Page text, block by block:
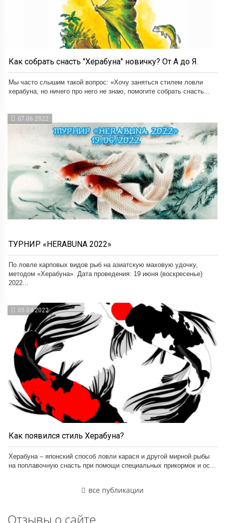
Как собрать снасть "Херабуна" новичку? От А до Я.
Мы часто слышим такой вопрос: «Хочу заняться стилем ловли
херабуна, но ничего про него не знаю, помогите собрать снасть...
07.06.2022
ТУРНИР «HERABUNA 2022»
По ловле карповых видов рыб на азиатскую маховую удочку,
методом «Херабуна». Дата проведения: 19 июня (воскресенье)
2022...
05.04.2022
Как появился стиль Херабуна?
Херабуна – японский способ ловли карася и другой мирной рыбы
на поплавочную снасть при помощи специальных прикормок и ос...
все публикации
Отзывы о сайте